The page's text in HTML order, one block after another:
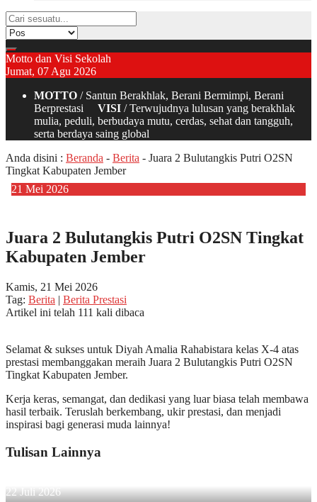
Motto dan Visi Sekolah
Jumat, 07 Agu 2026
MOTTO / Santun Berakhlak, Berani Bermimpi, Berani
Berprestasi VISI / Terwujudnya lulusan yang berakhlak
mulia, peduli, berbudaya mutu, cerdas, sehat dan tangguh,
serta berdaya saing global
Anda disini : Beranda - Berita - Juara 2 Bulutangkis Putri O2SN
Tingkat Kabupaten Jember
21 Mei 2026
Juara 2 Bulutangkis Putri O2SN Tingkat
Kabupaten Jember
Kamis, 21 Mei 2026
Tag: Berita | Berita Prestasi
Artikel ini telah 111 kali dibaca
Selamat & sukses untuk Diyah Amalia Rahabistara kelas X-4 atas
prestasi membanggakan meraih Juara 2 Bulutangkis Putri O2SN
Tingkat Kabupaten Jember.
Kerja keras, semangat, dan dedikasi yang luar biasa telah membawa
hasil terbaik. Teruslah berkembang, ukir prestasi, dan menjadi
inspirasi bagi generasi muda lainnya!
Tulisan Lainnya
22 Juli 2026